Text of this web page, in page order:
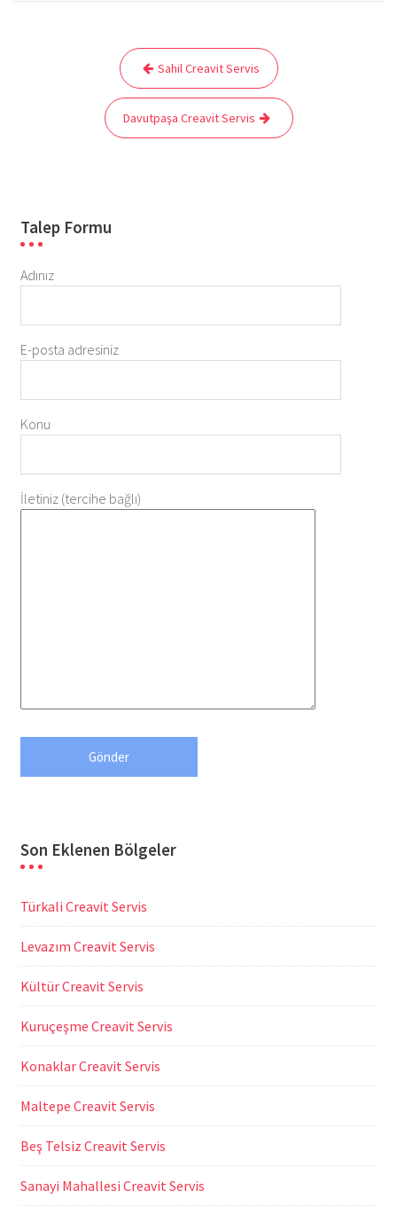
Sahil Creavit Servis
Davutpaşa Creavit Servis
Talep Formu
Adınız
E-posta adresiniz
Konu
İletiniz (tercihe bağlı)
Son Eklenen Bölgeler
Türkali Creavit Servis
Levazım Creavit Servis
Kültür Creavit Servis
Kuruçeşme Creavit Servis
Konaklar Creavit Servis
Maltepe Creavit Servis
Beş Telsiz Creavit Servis
Sanayi Mahallesi Creavit Servis